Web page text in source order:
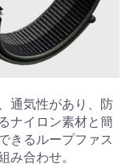
通気性があり、防
ナイロン素材と簡
きるループファス
み合わせ。